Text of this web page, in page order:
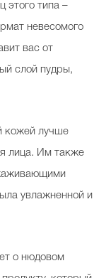
этого типа –
невесомого
вас от
слой пудры,
кожей лучше
лица. Им также
увлажненной и
о нюдовом